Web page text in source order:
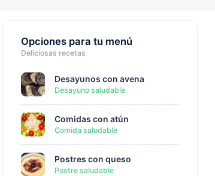
Opciones para tu menú
Deliciosas recetas
Desayunos con avena
Desayuno saludable
Comidas con atún
Comida saludable
Postres con queso
Postre saludable